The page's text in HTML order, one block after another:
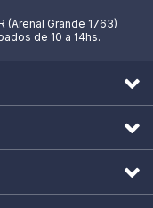
(Arenal Grande 1763)
de 10 a 14hs.